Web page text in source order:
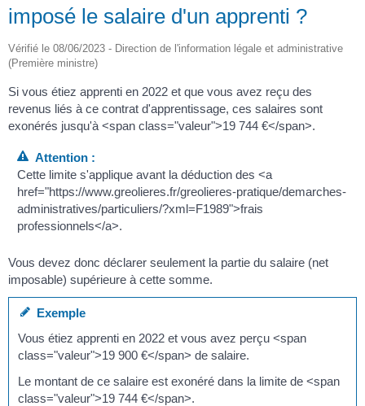
imposé le salaire d'un apprenti ?
Vérifié le 08/06/2023 - Direction de l'information légale et administrative
(Première ministre)
Si vous étiez apprenti en 2022 et que vous avez reçu des
revenus liés à ce contrat d'apprentissage, ces salaires sont
exonérés jusqu'à <span class="valeur">19 744 €</span>.
Attention :
Cette limite s'applique avant la déduction des <a
href="https://www.greolieres.fr/greolieres-pratique/demarches-
administratives/particuliers/?xml=F1989">frais
professionnels</a>.
Vous devez donc déclarer seulement la partie du salaire (net
imposable) supérieure à cette somme.
Exemple
Vous étiez apprenti en 2022 et vous avez perçu <span
class="valeur">19 900 €</span> de salaire.
Le montant de ce salaire est exonéré dans la limite de <span
class="valeur">19 744 €</span>.